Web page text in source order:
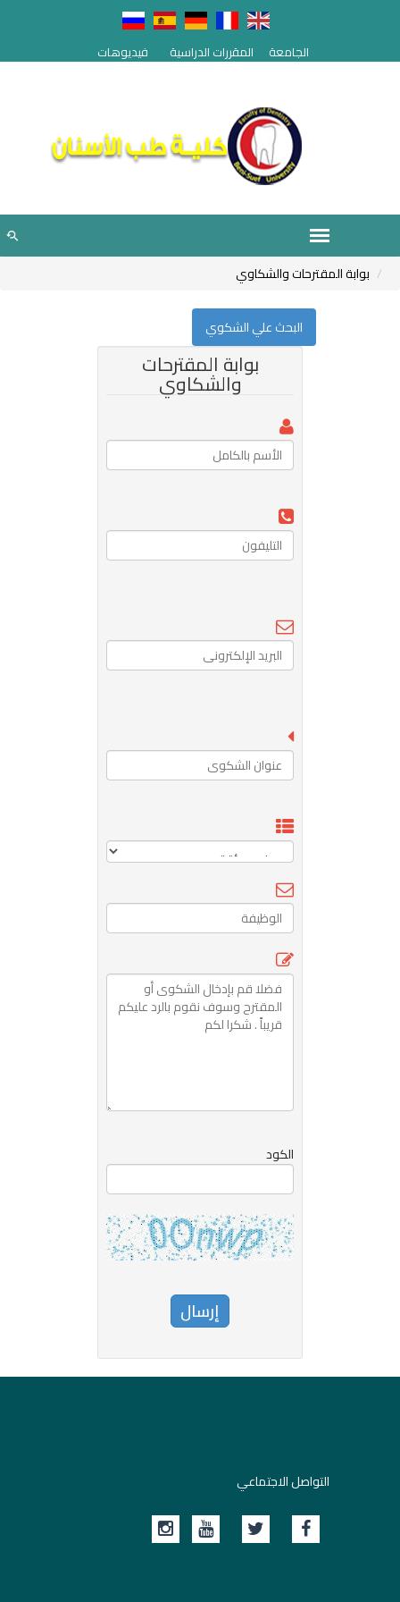
الجامعة المقررات الدراسية فيديوهات
بوابة المقترحات والشكاوي
البحث علي الشكوي
بوابة المقترحات
والشكاوي
الكود
التواصل الاجتماعي